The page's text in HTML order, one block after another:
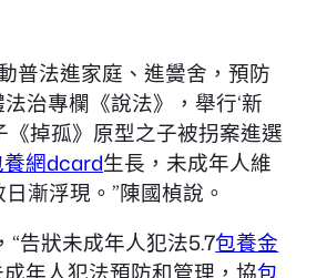
普法進家庭、進黌舍，預防
治專欄《說法》，舉行‘新
《掉孤》原型之子被拐案進選
網dcard生長，未成年人維
日漸浮現。”陳國楨說。
告狀未成年人犯法5.7包養金